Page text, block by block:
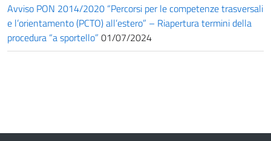
Avviso PON 2014/2020 “Percorsi per le competenze trasversali
e l’orientamento (PCTO) all’estero” – Riapertura termini della
procedura “a sportello” 01/07/2024